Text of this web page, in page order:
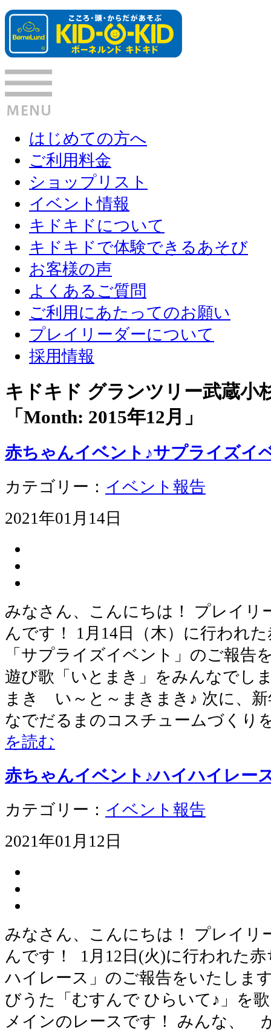
はじめての方へ
ご利用料金
ショップリスト
イベント情報
キドキドについて
キドキドで体験できるあそび
お客様の声
よくあるご質問
ご利用にあたってのお願い
プレイリーダーについて
採用情報
キドキド グランツリー武蔵
「Month: 2015年12月 」
赤ちゃんイベント♪サプライズイ
カテゴリー： イベント報告
2021年01月14日
みなさん、こんにちは！ プレイリ
んです！ 1月14日（木）に行われ
「サプライズイベント」のご報告
遊び歌「いとまき」をみんなでし
まき い～と～まきまき♪ 次に、
なでだるまのコスチュームづくり
を読む
赤ちゃんイベント♪ハイハイレー
カテゴリー： イベント報告
2021年01月12日
みなさん、こんにちは！ プレイリ
んです！ 1月12日(火)に行われた
ハイレース」のご報告をいたしま
びうた「むすんで ひらいて♪」
メインのレースです！ みんな、